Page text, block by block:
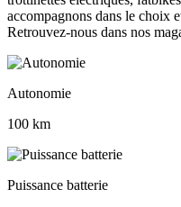
accompagnons dans le choix
Retrouvez-nous dans nos
Autonomie
100 km
Puissance batterie